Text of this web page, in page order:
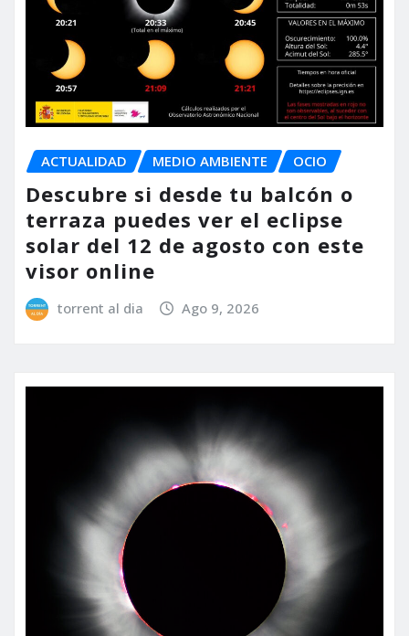
ACTUALIDAD MEDIO AMBIENTE OCIO
Descubre si desde tu balcón o
terraza puedes ver el eclipse
solar del 12 de agosto con este
visor online
torrent al dia Ago 9, 2026